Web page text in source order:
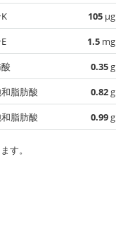
105 µg
1.5 mg
0.35g
脂肪酸
0.82g
脂肪酸
0.99g
す。